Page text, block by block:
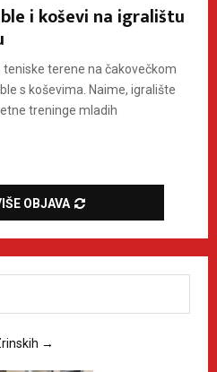
i koševi na igralištu
terene na čakovečkom
s koševima. Naime, igralište
treninge mladih
OBJAVA
→